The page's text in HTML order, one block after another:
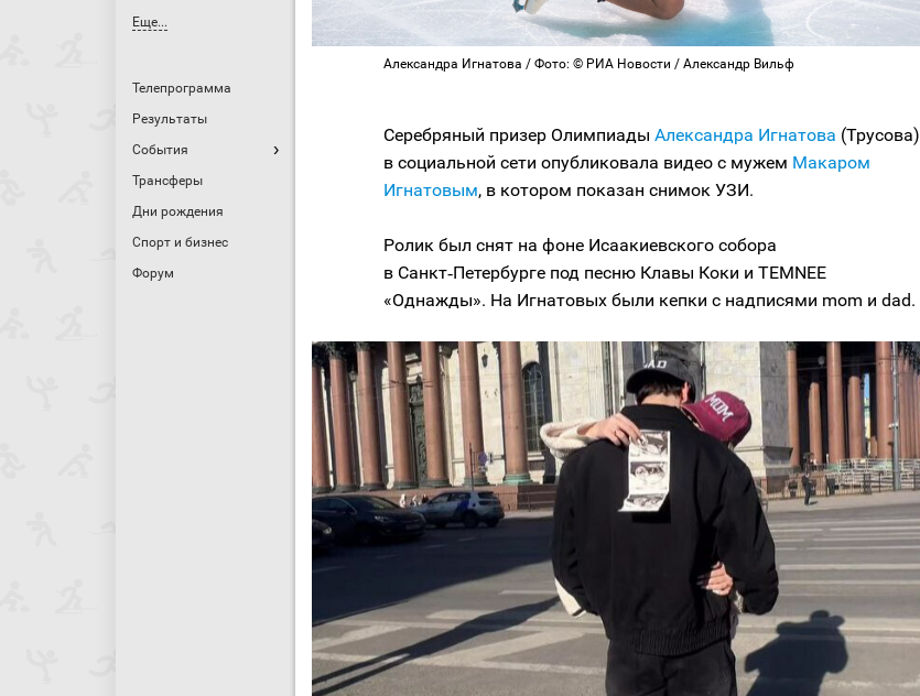
Еще...
Телепрограмма
Результаты
События
Трансферы
Дни рождения
Спорт и бизнес
Форум
Александра Игнатова / Фото: © РИА Новости / Александр Вильф
Серебряный призер Олимпиады Александра Игнатова (Трусова)
в социальной сети опубликовала видео с мужем Макаром
Игнатовым, в котором показан снимок УЗИ.
Ролик был снят на фоне Исаакиевского собора
в Санкт‑Петербурге под песню Клавы Коки и TEMNEE
«Однажды». На Игнатовых были кепки с надписями mom и dad.